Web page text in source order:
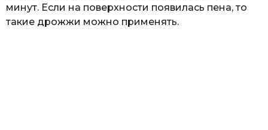
минут. Если на поверхности появилась пена, то
такие дрожжи можно применять.